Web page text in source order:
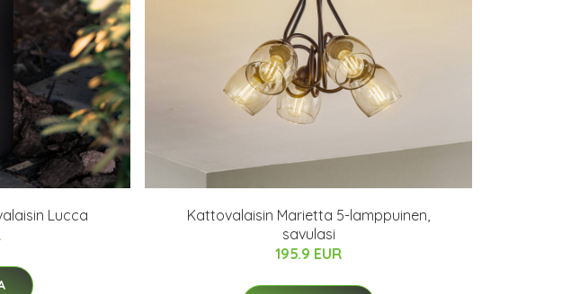
Lucca
Kattovalaisin Marietta 5-lamppuinen,
savulasi
195.9 EUR